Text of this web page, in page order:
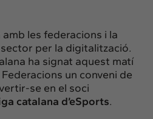
amb les federacions i la
sector per la digitalització.
ha signat aquest matí
un conveni de
se en el soci
catalana d’eSports.